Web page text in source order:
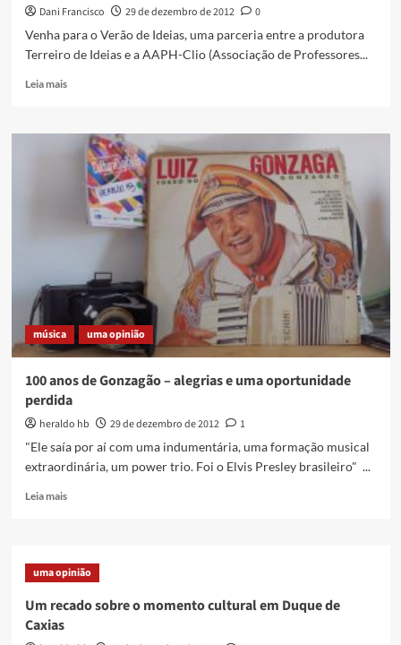
Dani Francisco 29 de dezembro de 2012
0
Venha para o Verão de Ideias, uma parceria entre a produtora
Terreiro de Ideias e a AAPH-Clio (Associação de Professores...
Leia maisRead
Verão
Ideias
cursos
livres
ano
música uma opinião
100 anos de Gonzagão – alegrias e uma oportunidade
perdida
heraldo hb 29 de dezembro de 2012
1
"Ele saía por aí com uma indumentária, uma formação musical
extraordinária, um power trio. Foi o Elvis Presley brasileiro" ...
Leia maisRead
anos
de
–
uma opinião
Um recado sobre o momento cultural em Duque de
Caxias